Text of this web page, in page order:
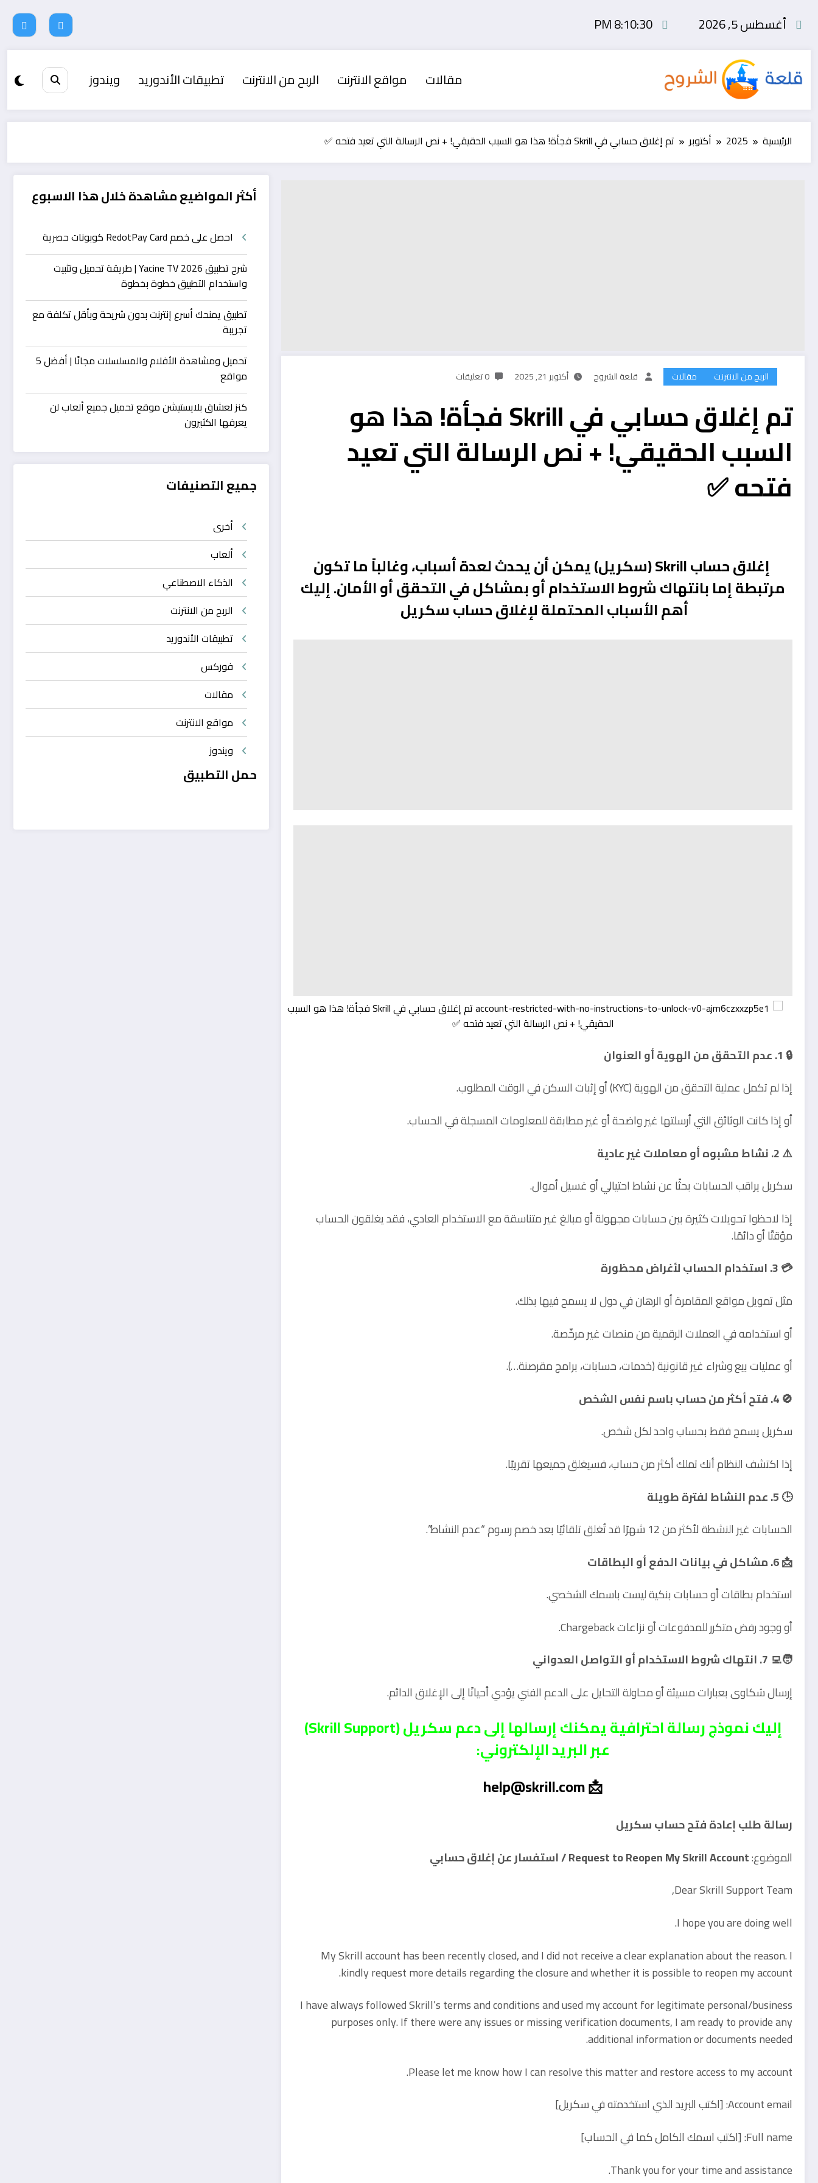
أغسطس 5, 2026 8:10:30 PM
مقالات مواقع الانترنت الربح من الانترنت تطبيقات الأندوريد ويندوز
الرئيسية 2025 أكتوبر تم إغلاق حسابي في Skrill فجأة! هذا هو السبب الحقيقي! + نص الرسالة التي تعيد فتحه ✅
الربح من الانترنت مقالات قلعة الشروح أكتوبر 21, 2025 0 تعليقات
تم إغلاق حسابي في Skrill فجأة! هذا هو
السبب الحقيقي! + نص الرسالة التي تعيد
فتحه ✅
إغلاق حساب Skrill (سكريل) يمكن أن يحدث لعدة أسباب، وغالباً ما تكون
مرتبطة إما بانتهاك شروط الاستخدام أو بمشاكل في التحقق أو الأمان. إليك
أهم الأسباب المحتملة لإغلاق حساب سكريل
🔒 1. عدم التحقق من الهوية أو العنوان
إذا لم تكمل عملية التحقق من الهوية (KYC) أو إثبات السكن في الوقت المطلوب.
أو إذا كانت الوثائق التي أرسلتها غير واضحة أو غير مطابقة للمعلومات المسجلة في الحساب.
⚠️ 2. نشاط مشبوه أو معاملات غير عادية
سكريل يراقب الحسابات بحثًا عن نشاط احتيالي أو غسيل أموال.
إذا لاحظوا تحويلات كثيرة بين حسابات مجهولة أو مبالغ غير متناسقة مع الاستخدام العادي، فقد يغلقون الحساب
مؤقتًا أو دائمًا.
💳 3. استخدام الحساب لأغراض محظورة
مثل تمويل مواقع المقامرة أو الرهان في دول لا يسمح فيها بذلك.
أو استخدامه في العملات الرقمية من منصات غير مرخّصة.
أو عمليات بيع وشراء غير قانونية (خدمات، حسابات، برامج مقرصنة…).
🚫 4. فتح أكثر من حساب باسم نفس الشخص
سكريل يسمح فقط بحساب واحد لكل شخص.
إذا اكتشف النظام أنك تملك أكثر من حساب، فسيغلق جميعها تقريبًا.
🕒 5. عدم النشاط لفترة طويلة
الحسابات غير النشطة لأكثر من 12 شهرًا قد تُغلق تلقائيًا بعد خصم رسوم “عدم النشاط”.
📩 6. مشاكل في بيانات الدفع أو البطاقات
استخدام بطاقات أو حسابات بنكية ليست باسمك الشخصي.
أو وجود رفض متكرر للمدفوعات أو نزاعات Chargeback.
🧑‍💻 7. انتهاك شروط الاستخدام أو التواصل العدواني
إرسال شكاوى بعبارات مسيئة أو محاولة التحايل على الدعم الفني يؤدي أحيانًا إلى الإغلاق الدائم.
إليك نموذج رسالة احترافية يمكنك إرسالها إلى دعم سكريل (Skrill Support)
عبر البريد الإلكتروني:
📩 help@skrill.com
رسالة طلب إعادة فتح حساب سكريل
الموضوع:Request to Reopen My Skrill Account / استفسار عن إغلاق حسابي
Dear Skrill Support Team,
I hope you are doing well.
My Skrill account has been recently closed, and I did not receive a clear explanation about the reason. I
kindly request more details regarding the closure and whether it is possible to reopen my account.
I have always followed Skrill’s terms and conditions and used my account for legitimate personal/business
purposes only. If there were any issues or missing verification documents, I am ready to provide any
additional information or documents needed.
Please let me know how I can resolve this matter and restore access to my account.
Account email: [اكتب البريد الذي استخدمته في سكريل]
Full name: [اكتب اسمك الكامل كما في الحساب]
Thank you for your time and assistance.
أكثر المواضيع مشاهدة خلال هذا الاسبوع
احصل على خصم RedotPay Card كوبونات حصرية
شرح تطبيق Yacine TV 2026 | طريقة تحميل وتثبيت
واستخدام التطبيق خطوة بخطوة
تطبيق يمنحك أسرع إنترنت بدون شريحة وبأقل تكلفة مع
تجريبة
تحميل ومشاهدة الأفلام والمسلسلات مجانًا | أفضل 5
مواقع
كنز لعشاق بلايستيشن موقع تحميل جميع ألعاب لن
يعرفها الكثيرون
جميع التصنيفات
أخرى
ألعاب
الذكاء الاصطناعي
الربح من الانترنت
تطبيقات الأندوريد
فوركس
مقالات
مواقع الانترنت
ويندوز
حمل التطبيق